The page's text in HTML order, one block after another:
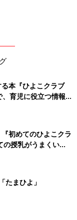
本『ひよこクラブ
育児に役立つ情報が
初めてのひよこクラ
の授乳がうまくい
のトラブル 解決テ
たまひよ」